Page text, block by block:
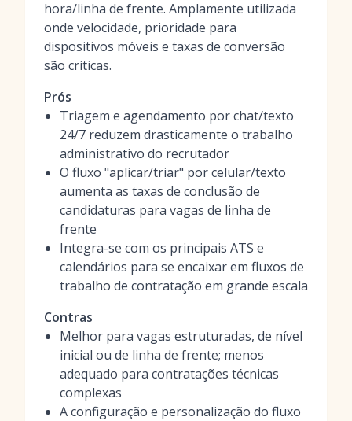
hora/linha de frente. Amplamente utilizada
onde velocidade, prioridade para
dispositivos móveis e taxas de conversão
são críticas.
Prós
Triagem e agendamento por chat/texto
24/7 reduzem drasticamente o trabalho
administrativo do recrutador
O fluxo "aplicar/triar" por celular/texto
aumenta as taxas de conclusão de
candidaturas para vagas de linha de
frente
Integra-se com os principais ATS e
calendários para se encaixar em fluxos de
trabalho de contratação em grande escala
Contras
Melhor para vagas estruturadas, de nível
inicial ou de linha de frente; menos
adequado para contratações técnicas
complexas
A configuração e personalização do fluxo